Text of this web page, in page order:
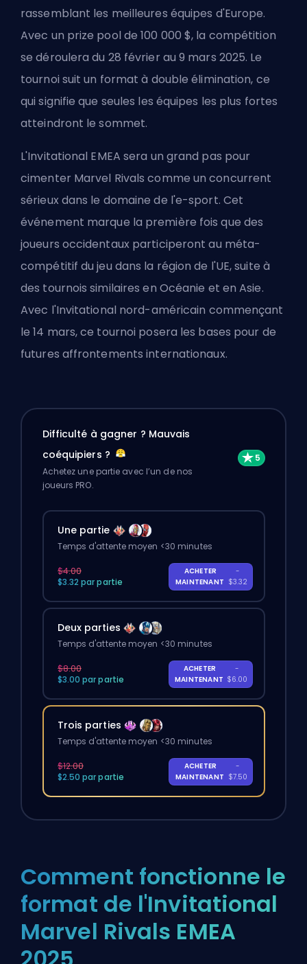
rassemblant les meilleures équipes d'Europe.
Avec un prize pool de 100 000 $, la compétition
se déroulera du 28 février au 9 mars 2025. Le
tournoi suit un format à double élimination, ce
qui signifie que seules les équipes les plus fortes
atteindront le sommet.
L'Invitational EMEA sera un grand pas pour
cimenter Marvel Rivals comme un concurrent
sérieux dans le domaine de l'e-sport. Cet
événement marque la première fois que des
joueurs occidentaux participeront au méta-
compétitif du jeu dans la région de l'UE, suite à
des tournois similaires en Océanie et en Asie.
Avec l'Invitational nord-américain commençant
le 14 mars, ce tournoi posera les bases pour de
futures affrontements internationaux.
Difficulté à gagner ? Mauvais
coéquipiers ?
Achetez une partie avec l’un de nos
joueurs PRO.
Une partie
Temps d'attente moyen <30 minutes
$4.00
$3.32 par partie
ACHETER
MAINTENANT
-
$3.32
Deux parties
Temps d'attente moyen <30 minutes
$8.00
$3.00 par partie
ACHETER
MAINTENANT
-
$6.00
Trois parties
Temps d'attente moyen <30 minutes
$12.00
$2.50 par partie
ACHETER
MAINTENANT
-
$7.50
Comment fonctionne le
format de l'Invitational
Marvel Rivals EMEA